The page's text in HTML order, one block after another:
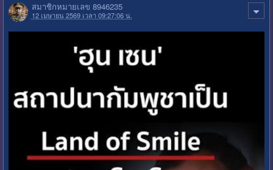
สมาชิกหมายเลข 8946235
12 เมษายน 2569 เวลา 09:27:06 น.